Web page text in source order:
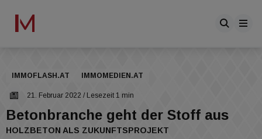
IMMOFLASH.AT IMMOMEDIEN.AT
21. Februar 2022 / Lesezeit 1 min
Betonbranche geht der Stoff aus
HOLZBETON ALS ZUKUNFTSPROJEKT